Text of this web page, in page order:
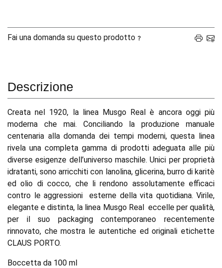
Fai una domanda su questo prodotto
Descrizione
Creata nel 1920, la linea Musgo Real è ancora oggi più
moderna che mai. Conciliando la produzione manuale
centenaria alla domanda dei tempi moderni, questa linea
rivela una completa gamma di prodotti adeguata alle più
diverse esigenze dell’universo maschile. Unici per proprietà
idratanti, sono arricchiti con lanolina, glicerina, burro di karitè
ed olio di cocco, che li rendono assolutamente efficaci
contro le aggressioni esterne della vita quotidiana. Virile,
elegante e distinta, la linea Musgo Real eccelle per qualità,
per il suo packaging contemporaneo recentemente
rinnovato, che mostra le autentiche ed originali etichette
CLAUS PORTO.
Boccetta da 100 ml